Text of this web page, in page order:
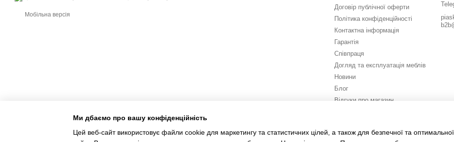
Мобільна версія
Договір публічної оферти
Політика конфіденційності
Контактна інформація
Гарантія
Співпраця
Догляд та експлуатація меблів
Новини
Блог
Відгуки про магазин
Ми дбаємо про вашу конфіденційність
Цей веб-сайт використовує файли cookie для маркетингу та статистичних цілей, а також для безпечної та